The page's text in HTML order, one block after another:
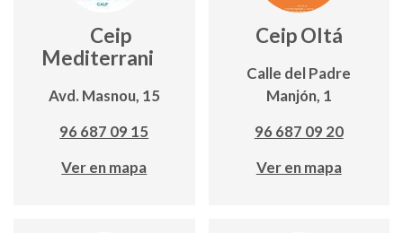
Ceip
Mediterrani
Avd. Masnou, 15
96 687 09 15
Ver en mapa
Ceip Oltá
Calle del Padre
Manjón, 1
96 687 09 20
Ver en mapa